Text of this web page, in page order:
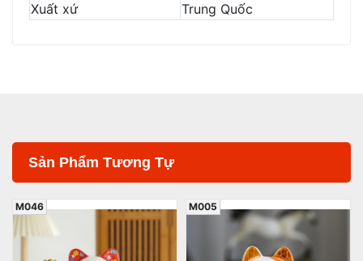
Xuất xứ
Trung Quốc
Sản Phẩm Tương Tự
M005 M028